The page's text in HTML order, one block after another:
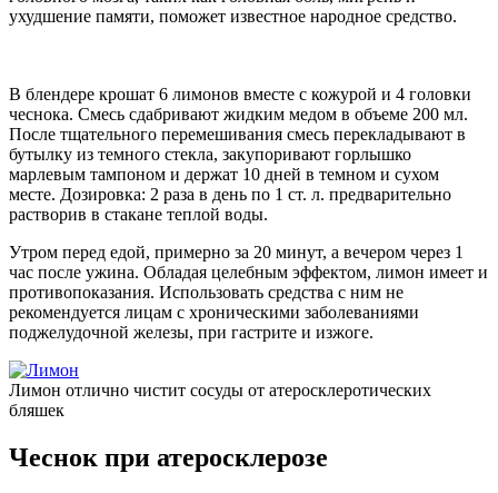
ухудшение памяти, поможет известное народное средство.
В блендере крошат 6 лимонов вместе с кожурой и 4 головки
чеснока. Смесь сдабривают жидким медом в объеме 200 мл.
После тщательного перемешивания смесь перекладывают в
бутылку из темного стекла, закупоривают горлышко
марлевым тампоном и держат 10 дней в темном и сухом
месте. Дозировка: 2 раза в день по 1 ст. л. предварительно
растворив в стакане теплой воды.
Утром перед едой, примерно за 20 минут, а вечером через 1
час после ужина. Обладая целебным эффектом, лимон имеет и
противопоказания. Использовать средства с ним не
рекомендуется лицам с хроническими заболеваниями
поджелудочной железы, при гастрите и изжоге.
Лимон отлично чистит сосуды от атеросклеротических
бляшек
Чеснок при атеросклерозе